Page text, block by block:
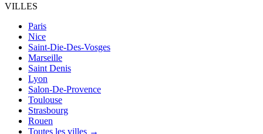
VILLES
Paris
Nice
Saint-Die-Des-Vosges
Marseille
Saint Denis
Lyon
Salon-De-Provence
Toulouse
Strasbourg
Rouen
Toutes les villes →